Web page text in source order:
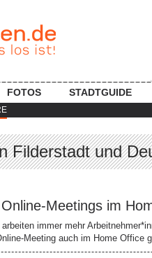
FOTOS STADTGUIDE
Filderstadt und
Meetings im
immer mehr
Meeting auch im Home Office